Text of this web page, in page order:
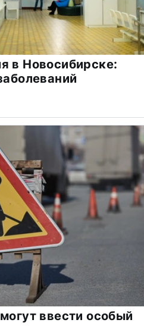
в Новосибирске:
ввести особый